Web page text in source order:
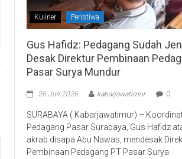
Kuliner Peristiwa
Gus Hafidz: Pedagang Sudah
Desak Direktur Pembinaan
Pasar Surya Mundur
26 Juli 2026 kabarjawatimur 0
SURABAYA ( Kabarjawatimur) –
Pedagang Pasar Surabaya, Gus Hafidz
akrab disapa Abu Nawas, mendesak
Pembinaan Pedagang PT Pasar Surya